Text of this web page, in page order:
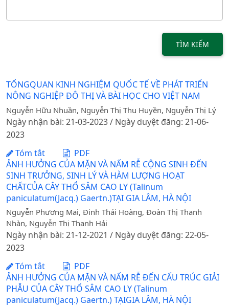
TÌM KIẾM
TỔNGQUAN KINH NGHIỆM QUỐC TẾ VỀ PHÁT TRIỂN
NÔNG NGHIỆP ĐÔ THỊ VÀ BÀI HỌC CHO VIỆT NAM
Nguyễn Hữu Nhuần, Nguyễn Thị Thu Huyền, Nguyễn Thị Lý
Ngày nhận bài: 21-03-2023 / Ngày duyệt đăng: 21-06-
2023
Tóm tắt
PDF
ẢNH HƯỞNG CỦA MẶN VÀ NẤM RỄ CỘNG SINH ĐẾN
SINH TRƯỞNG, SINH LÝ VÀ HÀM LƯỢNG HOẠT
CHẤTCỦA CÂY THỔ SÂM CAO LY (Talinum
paniculatum(Jacq.) Gaertn.)TẠI GIA LÂM, HÀ NỘI
Nguyễn Phương Mai, Đinh Thái Hoàng, Đoàn Thị Thanh
Nhàn, Nguyễn Thị Thanh Hải
Ngày nhận bài: 21-12-2021 / Ngày duyệt đăng: 22-05-
2023
Tóm tắt
PDF
ẢNH HƯỞNG CỦA MẶN VÀ NẤM RỄ ĐẾN CẤU TRÚC GIẢI
PHẪU CỦA CÂY THỔ SÂM CAO LY (Talinum
paniculatum(Jacq.) Gaertn.) TẠIGIA LÂM, HÀ NỘI